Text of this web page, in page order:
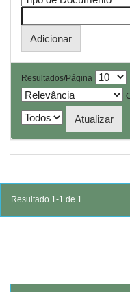
Resultados/Página
Resultado 1-1 de 1.